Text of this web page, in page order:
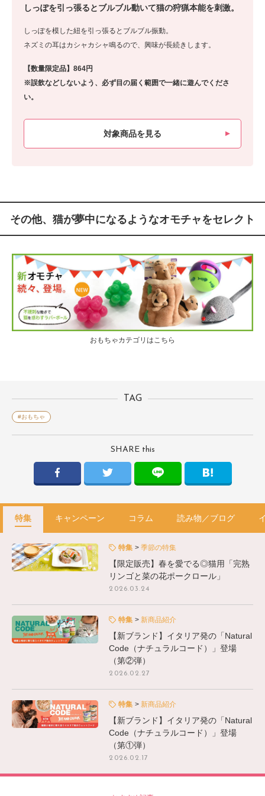
しっぽを引っ張るとブルブル動いて猫の狩猟本能を刺激。
しっぽを模した紐を引っ張るとブルブル振動。
ネズミの耳はカシャカシャ鳴るので、興味が長続きします。
【数量限定品】864円
※誤飲などしないよう、必ず目の届く範囲で一緒に遊んでくださ
い。
対象商品を見る
その他、猫が夢中になるようなオモチャをセレクト
おもちゃカテゴリはこちら
TAG
#おもちゃ
SHARE this
特集 キャンペーン コラム 読み物／ブログ
特集 季節の特集
【限定販売】春を愛でる◎猫用「完熟
リンゴと菜の花ポークロール」
2026.03.24
特集 新商品紹介
【新ブランド】イタリア発の「Natural
Code（ナチュラルコード）」登場
（第②弾）
2026.02.27
特集 新商品紹介
【新ブランド】イタリア発の「Natural
Code（ナチュラルコード）」登場
（第①弾）
2026.02.17